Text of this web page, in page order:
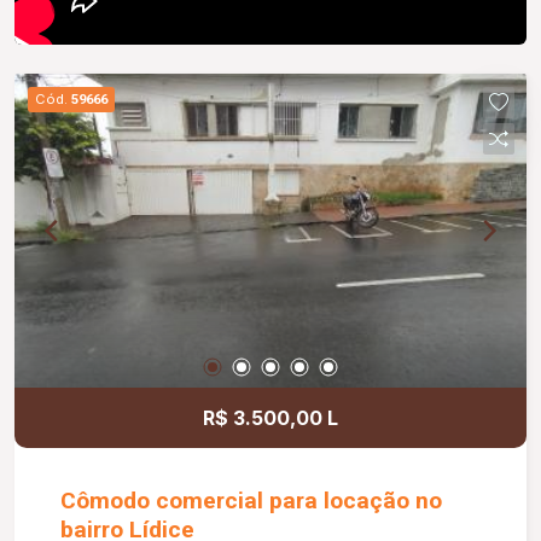
Cód. 59666
R$ 3.500,00 L
Cômodo comercial para locação no
bairro Lídice